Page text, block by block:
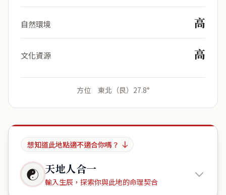
自然環境 高
文化資源 高
方位 東北（艮）27.8°
想知道此地點適不適合你嗎？
☯ 天地人合一
輸入生辰，探索你與此地的命理契合